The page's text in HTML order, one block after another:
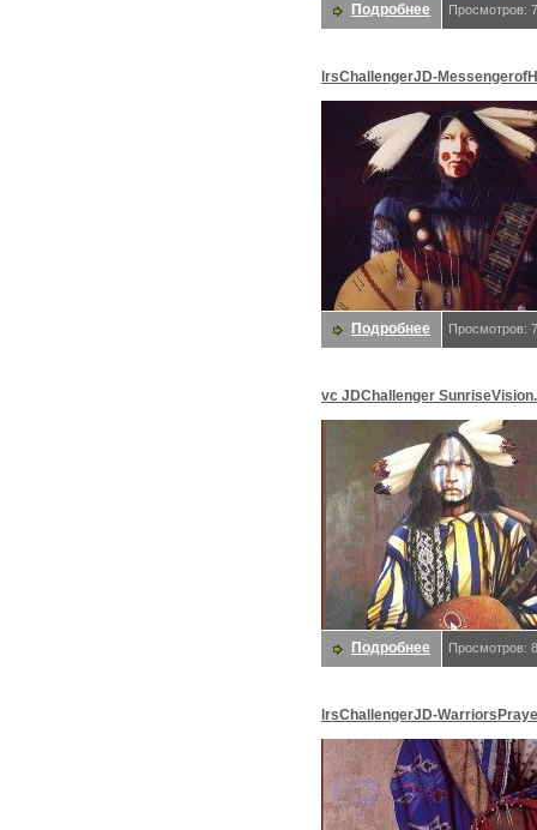
Подробнее Просмотров:
lrsChallengerJD-
Challenger, JD
Подробнее Просмотров:
vc JDChallenger SunriseVision.
Challenger, JD
Подробнее Просмотров:
lrsChallengerJD-
Challenger, JD